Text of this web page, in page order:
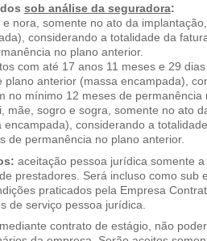
sob análise da seguradora:
e nora, somente no ato da
considerando a totalidade da
no plano anterior.
com até 17 anos 11 meses e 29
plano anterior (massa encampada),
no mínimo 12 meses de permanência
mãe, sogro e sogra, somente no ato
considerando a
de permanência no plano anterior.
aceitação pessoa jurídica somente a
prestadores. Será incluso como sub
praticados pela Empresa
de serviço pessoa jurídica.
contrato de estágio, não